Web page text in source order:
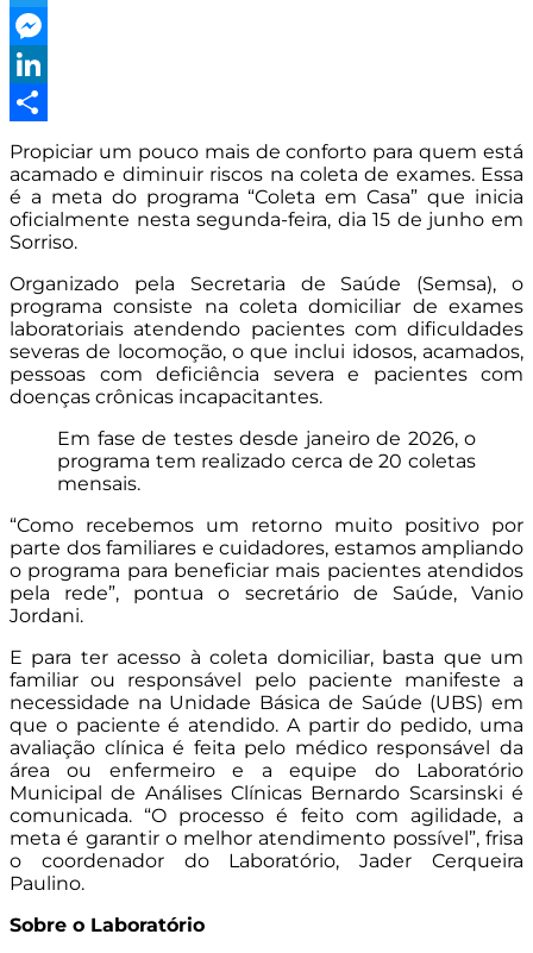
Twitter
Messenger
LinkedIn
Share
Propiciar um pouco mais de conforto para quem está
acamado e diminuir riscos na coleta de exames. Essa
é a meta do programa “Coleta em Casa” que inicia
oficialmente nesta segunda-feira, dia 15 de junho em
Sorriso.
Organizado pela Secretaria de Saúde (Semsa), o
programa consiste na coleta domiciliar de exames
laboratoriais atendendo pacientes com dificuldades
severas de locomoção, o que inclui idosos, acamados,
pessoas com deficiência severa e pacientes com
doenças crônicas incapacitantes.
Em fase de testes desde janeiro de 2026, o
programa tem realizado cerca de 20 coletas
mensais.
“Como recebemos um retorno muito positivo por
parte dos familiares e cuidadores, estamos ampliando
o programa para beneficiar mais pacientes atendidos
pela rede”, pontua o secretário de Saúde, Vanio
Jordani.
E para ter acesso à coleta domiciliar, basta que um
familiar ou responsável pelo paciente manifeste a
necessidade na Unidade Básica de Saúde (UBS) em
que o paciente é atendido. A partir do pedido, uma
avaliação clínica é feita pelo médico responsável da
área ou enfermeiro e a equipe do Laboratório
Municipal de Análises Clínicas Bernardo Scarsinski é
comunicada. “O processo é feito com agilidade, a
meta é garantir o melhor atendimento possível”, frisa
o coordenador do Laboratório, Jader Cerqueira
Paulino.
Sobre o Laboratório